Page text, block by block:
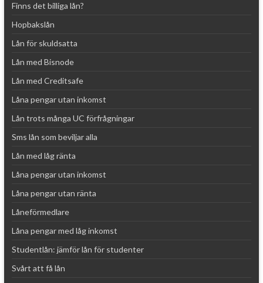
v
e
Finns det billiga lån?
Hopbakslån
Lån för skuldsatta
Lån med Bisnode
Lån med Creditsafe
Låna pengar utan inkomst
Lån trots många UC förfrågningar
Sms lån som beviljar alla
Lån med låg ränta
Låna pengar utan inkomst
Låna pengar utan ränta
Låneförmedlare
Låna pengar med låg inkomst
Studentlån: jämför lån för studenter
Svårt att få lån